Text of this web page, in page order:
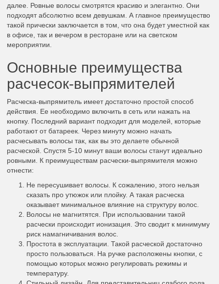
далее. Ровные волосы смотрятся красиво и элегантно. Они
подходят абсолютно всем девушкам. А главное преимущество
такой прически заключается в том, что она будет уместной как
в офисе, так и вечером в ресторане или на светском
мероприятии.
Основные преимущества
расчесок-выпрямителей
Расческа-выпрямитель имеет достаточно простой способ
действия. Ее необходимо включить в сеть или нажать на
кнопку. Последний вариант подходит для моделей, которые
работают от батареек. Через минуту можно начать
расчесывать волосы так, как вы это делаете обычной
расческой. Спустя 5-10 минут ваши волосы станут идеально
ровными. К преимуществам расчески-выпрямителя можно
отнести:
Не пересушивает волосы. К сожалению, этого нельзя
сказать про утюжок или плойку. А такая расческа
оказывает минимальное влияние на структуру волос.
Волосы не магнитятся. При использовании такой
расчески происходит ионизация. Это сводит к минимуму
риск намагничивания волос.
Простота в эксплуатации. Такой расческой достаточно
просто пользоваться. На ручке расположены кнопки, с
помощью которых можно регулировать режимы и
температуру.